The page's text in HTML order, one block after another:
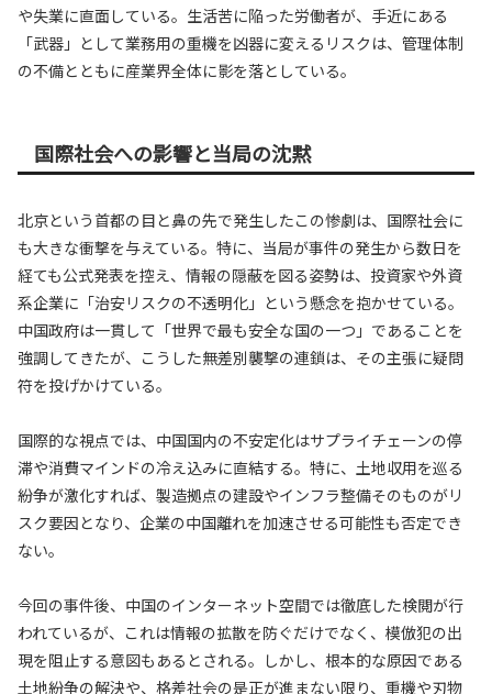
や失業に直面している。生活苦に陥った労働者が、手近にある
「武器」として業務用の重機を凶器に変えるリスクは、管理体制
の不備とともに産業界全体に影を落としている。
国際社会への影響と当局の沈黙
北京という首都の目と鼻の先で発生したこの惨劇は、国際社会に
も大きな衝撃を与えている。特に、当局が事件の発生から数日を
経ても公式発表を控え、情報の隠蔽を図る姿勢は、投資家や外資
系企業に「治安リスクの不透明化」という懸念を抱かせている。
中国政府は一貫して「世界で最も安全な国の一つ」であることを
強調してきたが、こうした無差別襲撃の連鎖は、その主張に疑問
符を投げかけている。
国際的な視点では、中国国内の不安定化はサプライチェーンの停
滞や消費マインドの冷え込みに直結する。特に、土地収用を巡る
紛争が激化すれば、製造拠点の建設やインフラ整備そのものがリ
スク要因となり、企業の中国離れを加速させる可能性も否定でき
ない。
今回の事件後、中国のインターネット空間では徹底した検閲が行
われているが、これは情報の拡散を防ぐだけでなく、模倣犯の出
現を阻止する意図もあるとされる。しかし、根本的な原因である
土地紛争の解決や、格差社会の是正が進まない限り、重機や刃物